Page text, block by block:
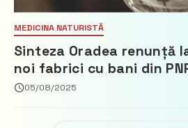
MEDICINA NATURISTĂ
Sinteza Oradea renunță
noi fabrici cu bani din
demisionează – Profit.ro
05/08/2025